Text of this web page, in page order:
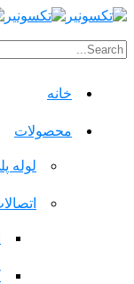
خانه
محصولات
لوله